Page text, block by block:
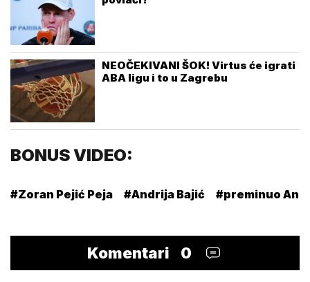
NEOČEKIVANI ŠOK! Virtus će igrati
ABA ligu i to u Zagrebu
BONUS VIDEO:
#Zoran Pejić Peja #Andrija Bajić #preminuo
Komentari 0